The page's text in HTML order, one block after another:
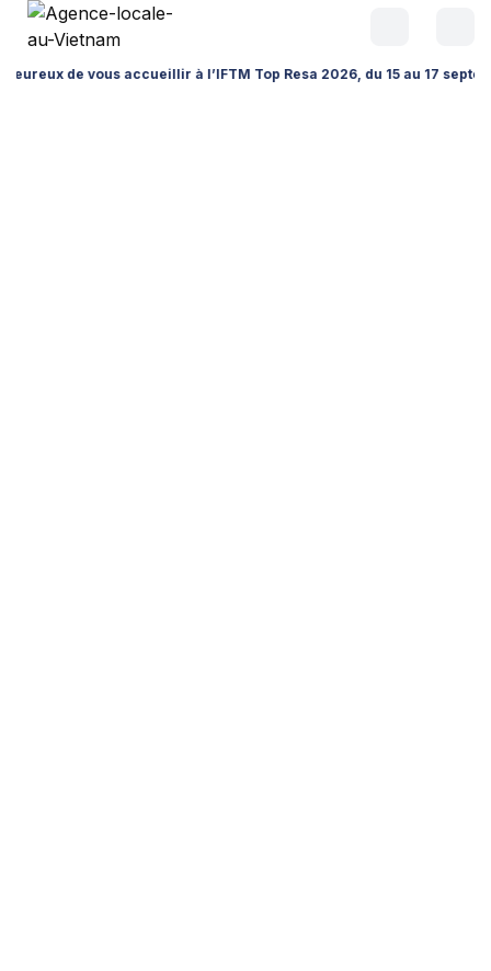
vous accueillir à l’IFTM Top Resa 2026, du 15 au 17 septembre à